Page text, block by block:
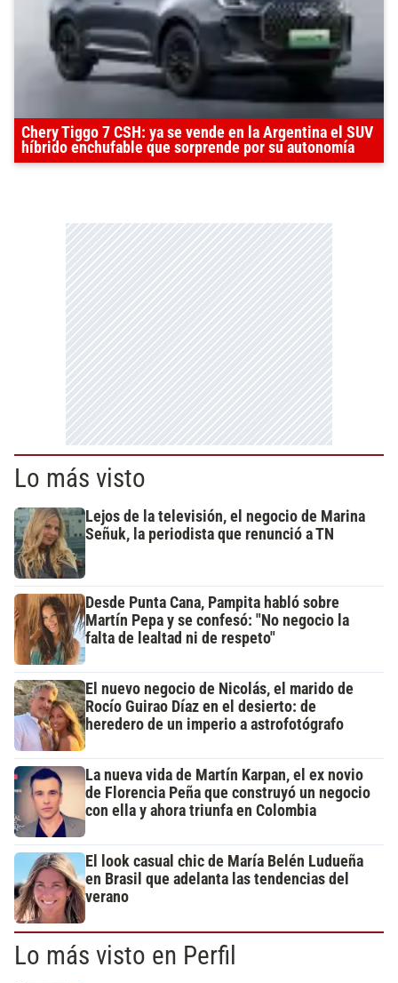
Chery Tiggo 7 CSH: ya se vende en la Argentina el SUV
híbrido enchufable que sorprende por su autonomía
Lo más visto
Lejos de la televisión, el negocio de Marina
Señuk, la periodista que renunció a TN
Desde Punta Cana, Pampita habló sobre
Martín Pepa y se confesó: "No negocio la
falta de lealtad ni de respeto"
El nuevo negocio de Nicolás, el marido de
Rocío Guirao Díaz en el desierto: de
heredero de un imperio a astrofotógrafo
La nueva vida de Martín Karpan, el ex novio
de Florencia Peña que construyó un negocio
con ella y ahora triunfa en Colombia
El look casual chic de María Belén Ludueña
en Brasil que adelanta las tendencias del
verano
Lo más visto en Perfil